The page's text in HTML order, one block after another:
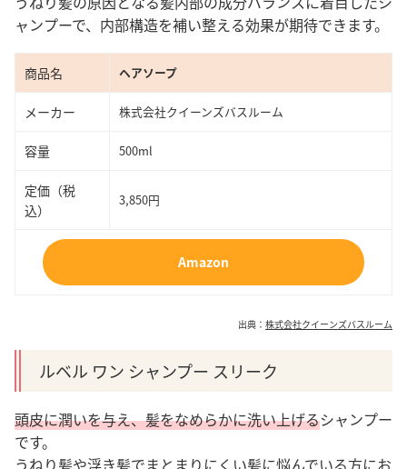
ャンプーで、内部構造を補い整える効果が期待できます。
商品名 ヘアソープ
メーカー 株式会社クイーンズバスルーム
容量 500ml
定価（税
込）
3,850円
Amazon
出典： 株式会社クイーンズバスルーム
ルベル ワン シャンプー スリーク
頭皮に潤いを与え、髪をなめらかに洗い上げるシャンプー
です。
うねり髪や浮き髪でまとまりにくい髪に悩んでいる方にお